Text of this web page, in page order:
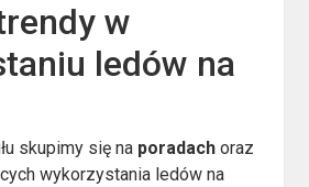
w
ledów na
skupimy się na poradach oraz
wykorzystania ledów na